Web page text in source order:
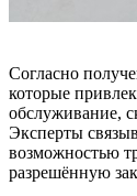
Согласно
которые
обслуживание,
Эксперты
возможностью
разрешённую